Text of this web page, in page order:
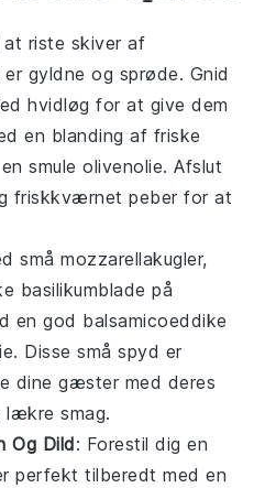
riste skiver af
gyldne og sprøde. Gnid
hvidløg for at give dem
en blanding af friske
smuleolivenolie. Afslut
friskkværnetpeber for at
småmozzarellakugler,
basilikumblade på
en god balsamicoeddike
. Disse småspyd er
dine gæster med deres
lækre smag.
Og Dild: Forestil dig en
perfekt tilberedt med en